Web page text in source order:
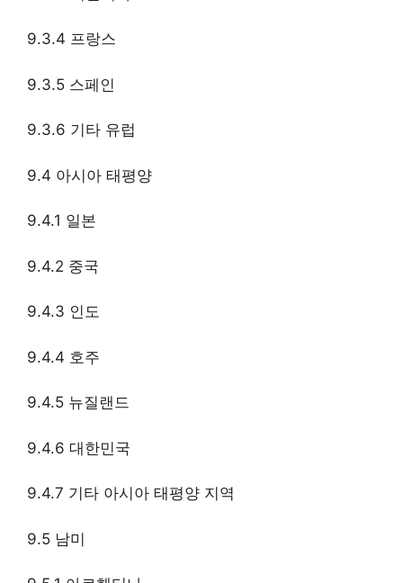
9.3.4 프랑스
9.3.5 스페인
9.3.6 기타 유럽
9.4 아시아 태평양
9.4.1 일본
9.4.2 중국
9.4.3 인도
9.4.4 호주
9.4.5 뉴질랜드
9.4.6 대한민국
9.4.7 기타 아시아 태평양 지역
9.5 남미